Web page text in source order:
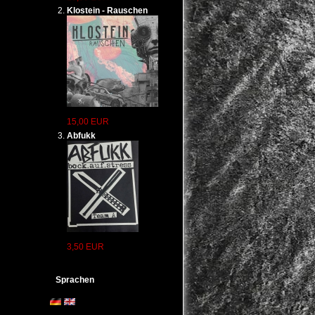
Klostein - Rauschen
15,00 EUR
Abfukk
3,50 EUR
Sprachen